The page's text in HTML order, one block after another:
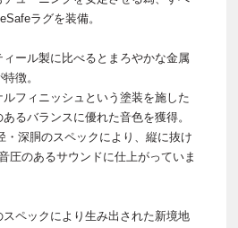
ラグを装備。
ール製に比べるとまろやかな金属
徴。
フィニッシュという塗装を施した
るバランスに優れた音色を獲得。
・深胴のスペックにより、縦に抜け
圧のあるサウンドに仕上がっていま
ペックにより生み出された新境地